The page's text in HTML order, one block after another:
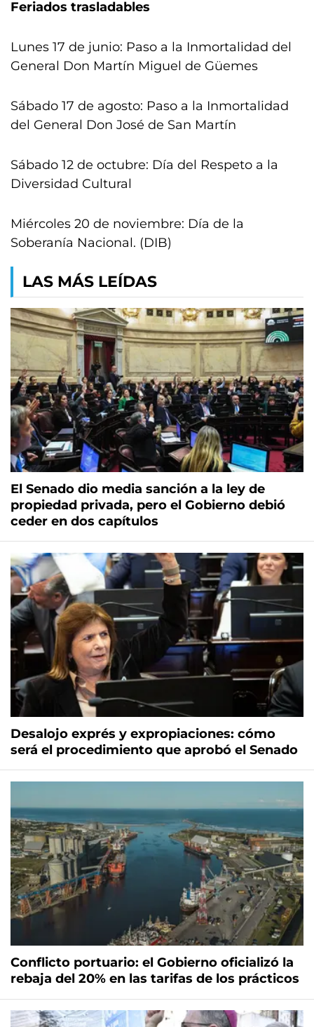
Feriados trasladables
Lunes 17 de junio: Paso a la Inmortalidad del
General Don Martín Miguel de Güemes
Sábado 17 de agosto: Paso a la Inmortalidad
del General Don José de San Martín
Sábado 12 de octubre: Día del Respeto a la
Diversidad Cultural
Miércoles 20 de noviembre: Día de la
Soberanía Nacional. (DIB)
LAS MÁS LEÍDAS
El Senado dio media sanción a la ley de
propiedad privada, pero el Gobierno debió
ceder en dos capítulos
Desalojo exprés y expropiaciones: cómo
será el procedimiento que aprobó el Senado
Conflicto portuario: el Gobierno oficializó la
rebaja del 20% en las tarifas de los prácticos